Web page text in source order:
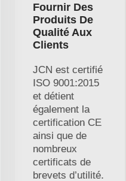
Fournir Des
Produits De
Qualité Aux
Clients
JCN est certifié
ISO 9001:2015
et détient
également la
certification CE
ainsi que de
nombreux
certificats de
brevets d’utilité.